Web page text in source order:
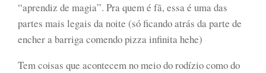
“aprendiz de magia”. Pra quem é fã, essa é uma das
partes mais legais da noite (só ficando atrás da parte de
encher a barriga comendo pizza infinita hehe)
Tem coisas que acontecem no meio do rodízio como do